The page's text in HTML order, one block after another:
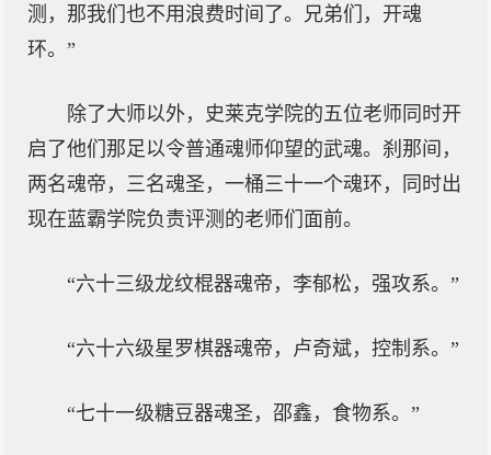
测，那我们也不用浪费时间了。兄弟们，开魂
环。”
除了大师以外，史莱克学院的五位老师同时开
启了他们那足以令普通魂师仰望的武魂。刹那间，
两名魂帝，三名魂圣，一桶三十一个魂环，同时出
现在蓝霸学院负责评测的老师们面前。
“六十三级龙纹棍器魂帝，李郁松，强攻系。”
“六十六级星罗棋器魂帝，卢奇斌，控制系。”
“七十一级糖豆器魂圣，邵鑫，食物系。”